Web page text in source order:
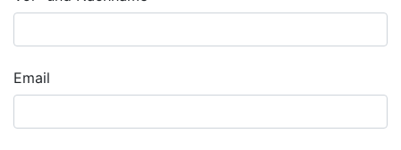
Email